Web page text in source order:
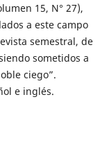
15, N° 27),
a este campo
semestral, de
sometidos a
ciego”.
e inglés.